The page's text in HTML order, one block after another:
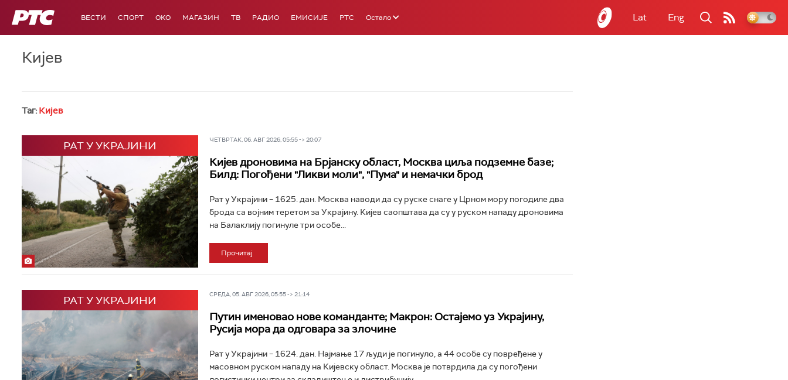
РТС ВЕСТИ СПОРТ OKO МАГАЗИН ТВ РАДИО ЕМИСИЈЕ РТС Остало Lat Eng
Кијев
Таг: Кијев
РАТ У УКРАЈИНИ ЧЕТВРТАК, 06. АВГ 2026, 05:55 -> 20:07
Кијев дроновима на Брјанску област, Москва циља подземне базе;
Билд: Погођени "Ликви моли", "Пума" и немачки брод
Рат у Украјини – 1625. дан. Москва наводи да су руске снаге у Црном мору погодиле два
брода са војним теретом за Украјину. Кијев саопштава да су у руском нападу дроновима
на Балаклију погинуле три особе...
Прочитај
РАТ У УКРАЈИНИ СРЕДА, 05. АВГ 2026, 05:55 -> 21:14
Путин именовао нове команданте; Макрон: Остајемо уз Украјину,
Русија мора да одговара за злочине
Рат у Украјини – 1624. дан. Најмање 17 људи је погинуло, а 44 особе су повређене у
масовном руском нападу на Кијевску област. Москва је потврдила да су погођени